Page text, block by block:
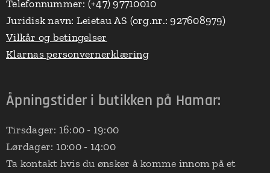
Telefonnummer: (+47) 97710010
Juridisk navn: Leietau AS (org.nr.: 927608979)
Vilkår og betingelser
Klarnas personvernerklæring
Åpningstider i butikken på Hamar:
Tirsdager: 16:00 - 19:00
Lørdager: 10:00 - 14:00
Ta kontakt hvis du ønsker å komme innom på et